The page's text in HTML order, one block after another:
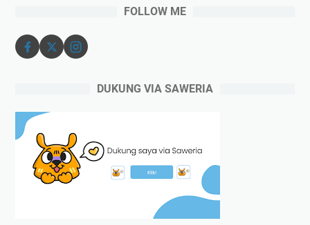
FOLLOW ME
DUKUNG VIA SAWERIA